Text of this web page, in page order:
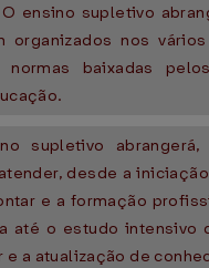
ensino supletivo
organizados nos
baixadas
supletivo abrangerá,
desde a
e a formação
até o estudo intensivo
e a atualização de